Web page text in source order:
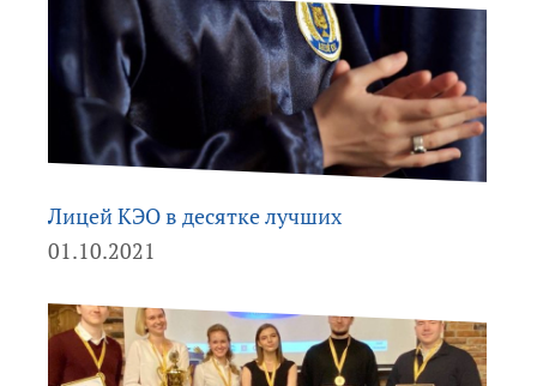
Лицей КЭО в десятке лучших
01.10.2021